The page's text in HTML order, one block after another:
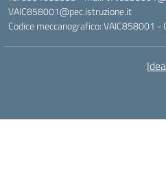
VAIC858001@pec.istruzione.it
Codice meccanografico: VAIC858001